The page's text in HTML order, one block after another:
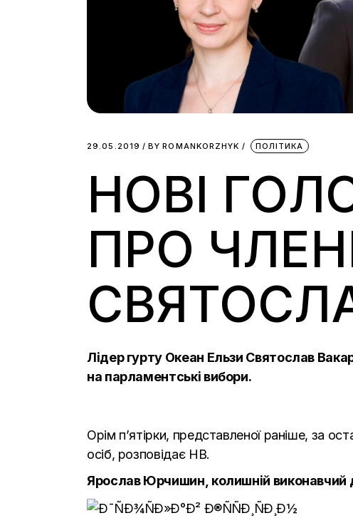
29.05.2019 BY ROMANKORZHYK ПОЛІТИКА
НОВІ
ПРО
Лідер гурту Океан Ельзи Святослав
на парламентські вибори.
Орім п’ятірки, представленої раніше, за
осіб, розповідаєНВ.
Ярослав Юрчишин, колишній